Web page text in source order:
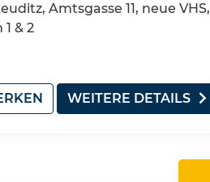
Amtsgasse 11, neue VHS,
& 2
WEITERE DETAILS